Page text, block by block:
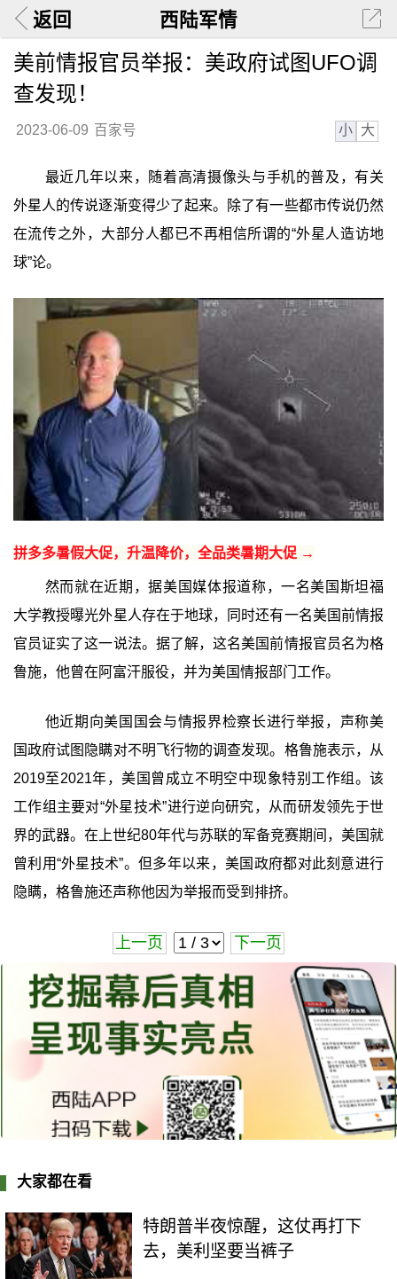
返回 西陆军情
美前情报官员举报：美政府试图UFO调
查发现！
2023-06-09 百家号 小 大
最近几年以来，随着高清摄像头与手机的普及，有关
外星人的传说逐渐变得少了起来。除了有一些都市传说仍然
在流传之外，大部分人都已不再相信所谓的“外星人造访地
球”论。
拼多多暑假大促，升温降价，全品类暑期大促 →
然而就在近期，据美国媒体报道称，一名美国斯坦福
大学教授曝光外星人存在于地球，同时还有一名美国前情报
官员证实了这一说法。据了解，这名美国前情报官员名为格
鲁施，他曾在阿富汗服役，并为美国情报部门工作。
他近期向美国国会与情报界检察长进行举报，声称美
国政府试图隐瞒对不明飞行物的调查发现。格鲁施表示，从
2019至2021年，美国曾成立不明空中现象特别工作组。该
工作组主要对“外星技术”进行逆向研究，从而研发领先于世
界的武器。在上世纪80年代与苏联的军备竞赛期间，美国就
曾利用“外星技术”。但多年以来，美国政府都对此刻意进行
隐瞒，格鲁施还声称他因为举报而受到排挤。
上一页 下一页
大家都在看
特朗普半夜惊醒，这仗再打下
去，美利坚要当裤子